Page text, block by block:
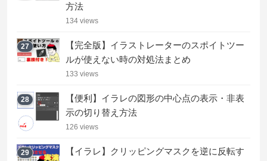
方法
134 views
27
【完全版】イラストレーターのスポイトツー
ルが使えない時の対処法まとめ
133 views
28
【便利】イラレの図形の中心点の表示・非表
示の切り替え方法
126 views
29
【イラレ】クリッピングマスクを逆に反転す